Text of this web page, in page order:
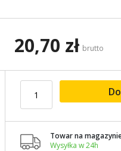
gallery
20,70 zł brutto

Towar na
Wysyłka w 24h